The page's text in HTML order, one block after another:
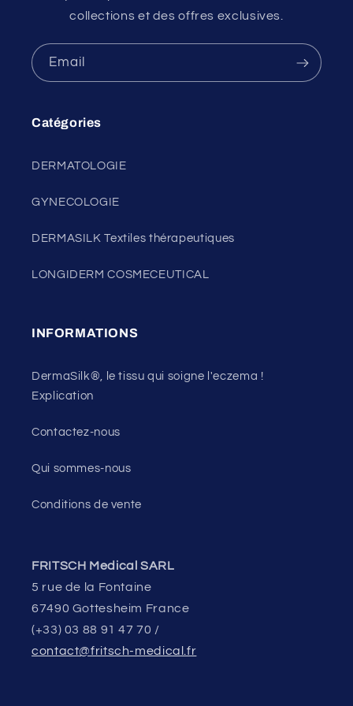
collections et des offres exclusives.
Email
Catégories
DERMATOLOGIE
GYNECOLOGIE
DERMASILK Textiles thérapeutiques
LONGIDERM COSMECEUTICAL
INFORMATIONS
DermaSilk®, le tissu qui soigne l'eczema !
Explication
Contactez-nous
Qui sommes-nous
Conditions de vente
FRITSCH Medical SARL
5 rue de la Fontaine
67490 Gottesheim France
(+33) 03 88 91 47 70 /
contact@fritsch-medical.fr